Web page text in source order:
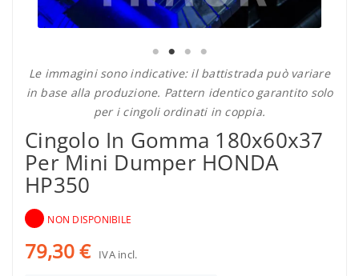
Le immagini sono indicative: il battistrada può variare
in base alla produzione. Pattern identico garantito solo
per i cingoli ordinati in coppia.
Cingolo In Gomma 180x60x37
Per Mini Dumper HONDA
HP350
NON DISPONIBILE
79,30 € IVA incl.